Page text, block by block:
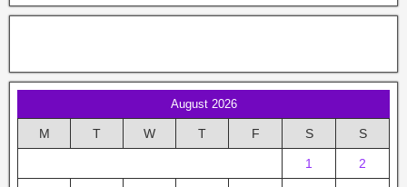
August 2026
M T W T F S S
1 2